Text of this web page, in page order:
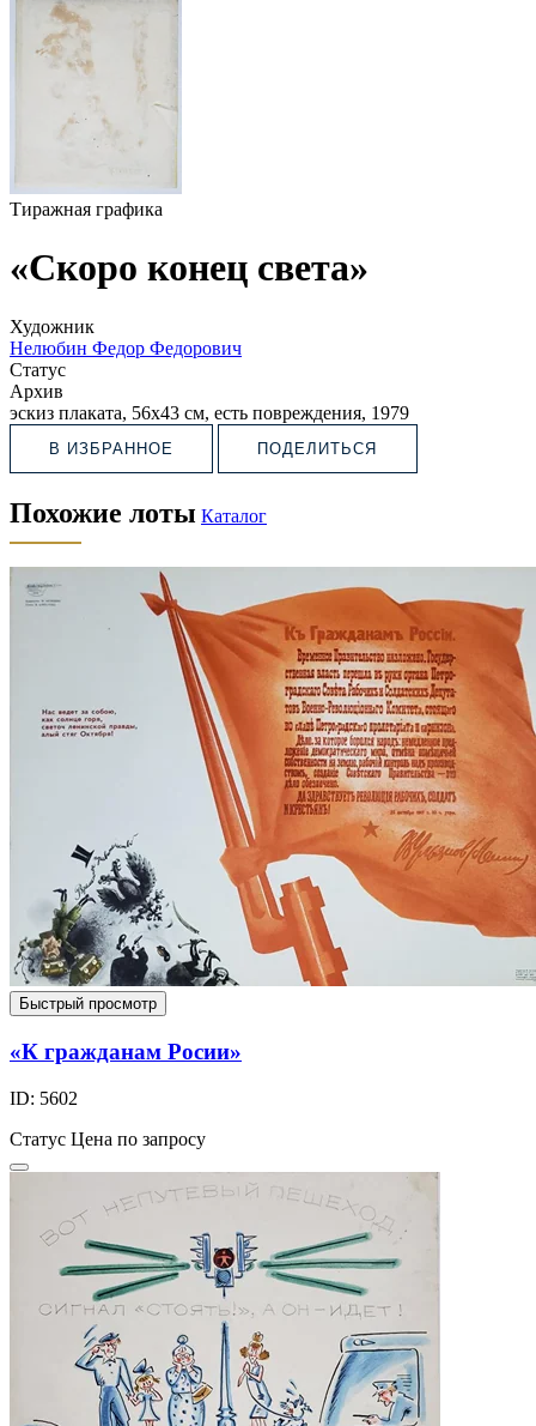
Тиражная графика
«Скоро конец света»
Художник
Нелюбин Федор Федорович
Статус
Архив
эскиз плаката, 56х43 см, есть повреждения, 1979
В ИЗБРАННОЕ ПОДЕЛИТЬСЯ
Похожие лоты Каталог
Быстрый просмотр
«К гражданам Росии»
ID: 5602
Статус Цена по запросу